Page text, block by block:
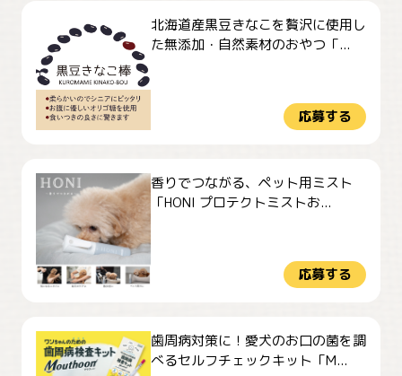
北海道産黒豆きなこを贅沢に使用し
た無添加・自然素材のおやつ「...
応募する
香りでつながる、ペット用ミスト
「HONI プロテクトミストお...
応募する
歯周病対策に！愛犬のお口の菌を調
べるセルフチェックキット「M...